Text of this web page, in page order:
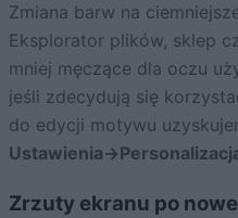
Zmiana barw na
Eksplorator plików, sklep
mniej męczące dla oczu
jeśli zdecydują się
do edycji motywu
Ustawienia-
Zrzuty ekranu po